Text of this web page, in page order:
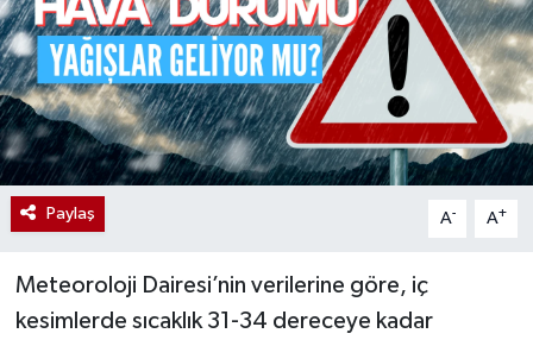
Paylaş A- A+
Meteoroloji Dairesi’nin verilerine göre, iç
kesimlerde sıcaklık 31-34 dereceye kadar